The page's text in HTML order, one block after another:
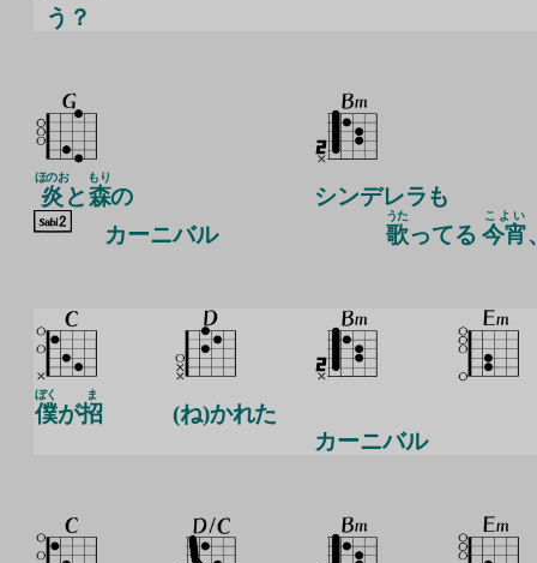
う？
炎
ほのお
と森
もり
の
カーニバル
シンデレラも
歌
うた
ってる今宵
こよい
僕
ぼく
が招
ま
(ね)かれた
カーニバル